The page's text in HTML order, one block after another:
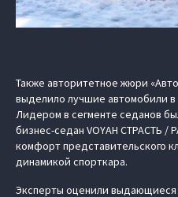
Также авторитетное жюри
выделило лучшие автомобили в
Лидером в сегменте седанов
бизнес-седан VOYAH СТРАСТЬ /
комфорт представительского
динамикой спорткара.
Эксперты оценили